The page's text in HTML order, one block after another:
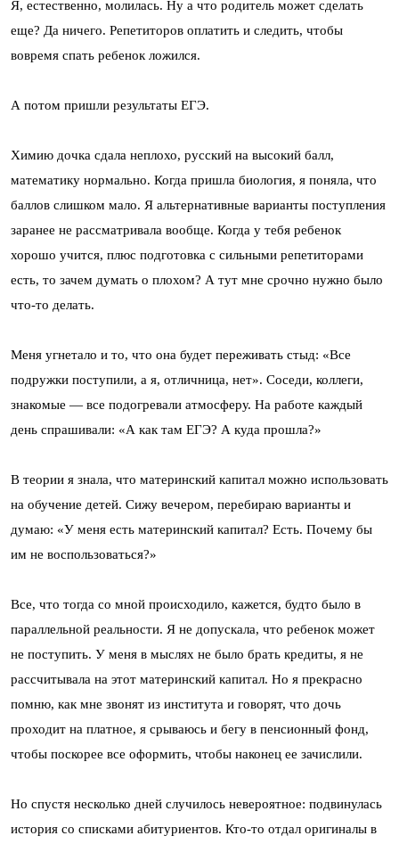
Я, естественно, молилась. Ну а что родитель может сделать
еще? Да ничего. Репетиторов оплатить и следить, чтобы
вовремя спать ребенок ложился.
А потом пришли результаты ЕГЭ.
Химию дочка сдала неплохо, русский на высокий балл,
математику нормально. Когда пришла биология, я поняла, что
баллов слишком мало. Я альтернативные варианты поступления
заранее не рассматривала вообще. Когда у тебя ребенок
хорошо учится, плюс подготовка с сильными репетиторами
есть, то зачем думать о плохом? А тут мне срочно нужно было
что-то делать.
Меня угнетало и то, что она будет переживать стыд: «Все
подружки поступили, а я, отличница, нет». Соседи, коллеги,
знакомые — все подогревали атмосферу. На работе каждый
день спрашивали: «А как там ЕГЭ? А куда прошла?»
В теории я знала, что материнский капитал можно использовать
на обучение детей. Сижу вечером, перебираю варианты и
думаю: «У меня есть материнский капитал? Есть. Почему бы
им не воспользоваться?»
Все, что тогда со мной происходило, кажется, будто было в
параллельной реальности. Я не допускала, что ребенок может
не поступить. У меня в мыслях не было брать кредиты, я не
рассчитывала на этот материнский капитал. Но я прекрасно
помню, как мне звонят из института и говорят, что дочь
проходит на платное, я срываюсь и бегу в пенсионный фонд,
чтобы поскорее все оформить, чтобы наконец ее зачислили.
Но спустя несколько дней случилось невероятное: подвинулась
история со списками абитуриентов. Кто-то отдал оригиналы в